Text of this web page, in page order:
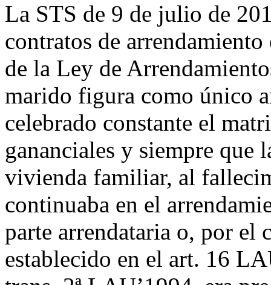
La STS de 9 de julio de
contratos de
de la Ley de
marido figura como único
celebrado constante el
gananciales y siempre que
vivienda familiar, al
continuaba en el
parte arrendataria o, por el
establecido en el art. 16